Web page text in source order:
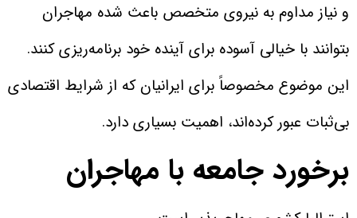
و نیاز مداوم به نیروی متخصص باعث شده مهاجران
بتوانند با خیالی آسوده برای آینده خود برنامه‌ریزی کنند.
این موضوع مخصوصاً برای ایرانیان که از شرایط اقتصادی
بی‌ثبات عبور کرده‌اند، اهمیت بسیاری دارد.
برخورد جامعه با مهاجران